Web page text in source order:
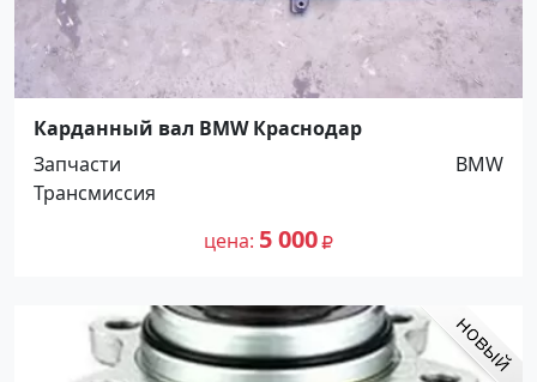
Карданный вал BMW Краснодар
Запчасти
BMW
Трансмиссия
цена 5 000